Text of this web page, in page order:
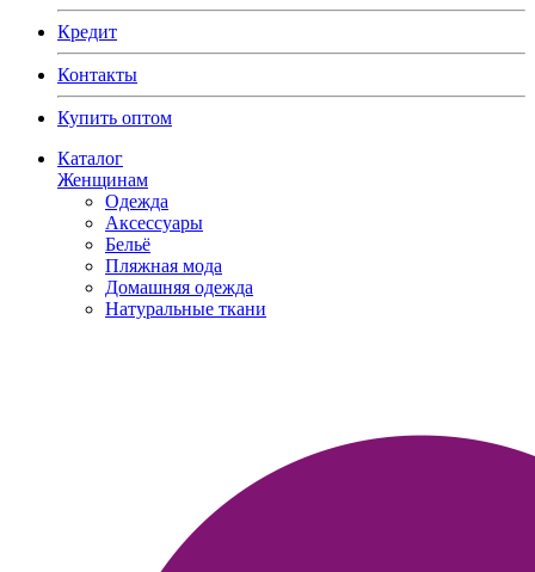
Кредит
Контакты
Купить оптом
Каталог
Женщинам
Одежда
Аксессуары
Бельё
Пляжная мода
Домашняя одежда
Натуральные ткани